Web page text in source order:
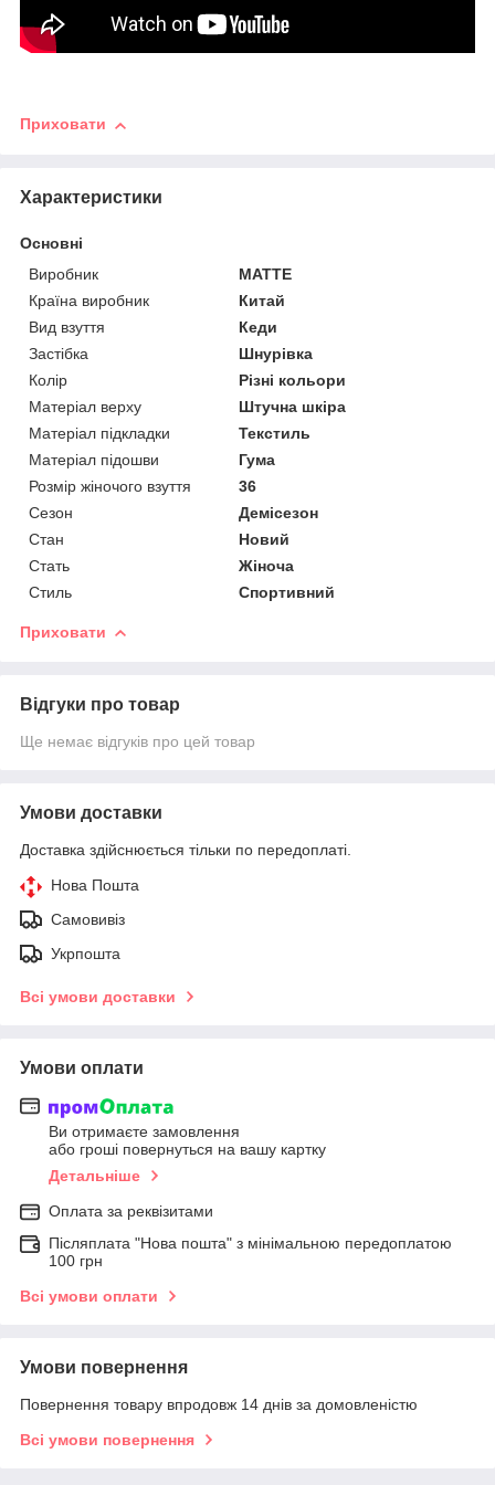
Приховати
Характеристики
Основні
Виробник
MATTE
Країна виробник
Китай
Вид взуття
Кеди
Застібка
Шнурівка
Колір
Різні кольори
Матеріал верху
Штучна шкіра
Матеріал підкладки
Текстиль
Матеріал підошви
Гума
Розмір жіночого взуття
36
Сезон
Демісезон
Стан
Новий
Стать
Жіноча
Стиль
Спортивний
Приховати
Відгуки про товар
Ще немає відгуків про цей товар
Умови доставки
Доставка здійснюється тільки по передоплаті.
Нова Пошта
Самовивіз
Укрпошта
Всі умови доставки
Умови оплати
Ви отримаєте замовлення
або гроші повернуться на вашу картку
Детальніше
Оплата за реквізитами
Післяплата "Нова пошта" з мінімальною передоплатою
100 грн
Всі умови оплати
Умови повернення
Повернення товару впродовж 14 днів за домовленістю
Всі умови повернення